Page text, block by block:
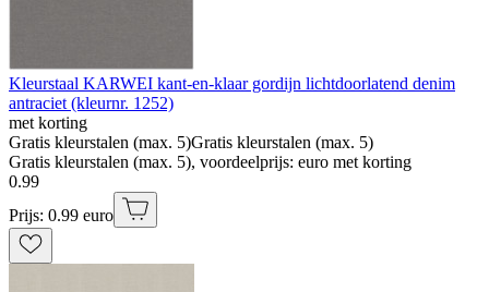
Kleurstaal KARWEI kant-en-klaar gordijn lichtdoorlatend denim
antraciet (kleurnr. 1252)
met korting
Gratis kleurstalen (max. 5)Gratis kleurstalen (max. 5)
Gratis kleurstalen (max. 5), voordeelprijs: euro met korting
0.99
Prijs: 0.99 euro